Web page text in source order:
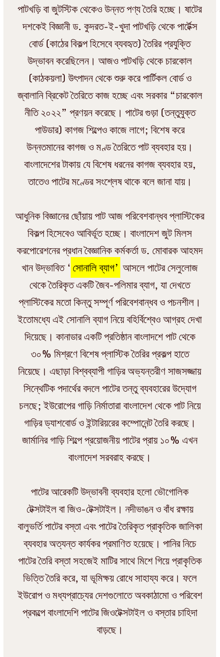
পাটখড়ি বা জুটস্টিক থেকেও উন্নত পণ্য তৈরি হচ্ছে। ষাটের
দশকেই বিজ্ঞানী ড. কুদরত-ই-খুদা পাটখড়ি থেকে পার্টেক্স
বোর্ড (কাঠের বিকল্প হিসেবে ব্যবহৃত) তৈরির প্রযুক্তি
উদ্ভাবন করেছিলেন। আজও পাটখড়ি থেকে চারকোল
(কাঠকয়লা) উৎপাদন থেকে শুরু করে পার্টিকল বোর্ড ও
জ্বালানি ব্রিকেট তৈরিতে কাজ হচ্ছে এবং সরকার “চারকোল
নীতি ২০২২” প্রণয়ন করেছে। পাটের গুড়া (তন্তুযুক্ত
পাউডার) কাগজ শিল্পেও কাজে লাগে; বিশেষ করে
উন্নতমানের কাগজ ও মণ্ড তৈরিতে পাট ব্যবহার হয়।
বাংলাদেশের টাকায় যে বিশেষ ধরনের কাগজ ব্যবহার হয়,
তাতেও পাটের মণ্ডের সংশ্লেষ থাকে বলে জানা যায়।
আধুনিক বিজ্ঞানের ছোঁয়ায় পাট আজ পরিবেশবান্ধব প্লাস্টিকের
বিকল্প হিসেবেও আবির্ভূত হচ্ছে। বাংলাদেশ জুট মিলস
করপোরেশনের প্রধান বৈজ্ঞানিক কর্মকর্তা ড. মোবারক আহমদ
খান উদ্ভাবিত ‘সোনালি ব্যাগ’ আসলে পাটের সেলুলোজ
থেকে তৈরিকৃত একটি জৈব-পলিমার ব্যাগ, যা দেখতে
প্লাস্টিকের মতো কিন্তু সম্পূর্ণ পরিবেশবান্ধব ও পচনশীল।
ইতোমধ্যে এই সোনালি ব্যাগ নিয়ে বহির্বিশ্বেও আগ্রহ দেখা
দিয়েছে। কানাডার একটি প্রতিষ্ঠান বাংলাদশে পাট থেকে
৩০% মিশ্রণে বিশেষ প্লাস্টিক তৈরির প্রকল্প হাতে
নিয়েছে। এছাড়া বিশ্বব্যাপী গাড়ির অভ্যন্তরীণ সাজসজ্জায়
সিন্থেটিক পদার্থের বদলে পাটের তন্তু ব্যবহারের উদ্যোগ
চলছে; ইউরোপের গাড়ি নির্মাতারা বাংলাদেশ থেকে পাট নিয়ে
গাড়ির ড্যাশবোর্ড ও ইন্টারিয়রের কম্পোনেন্ট তৈরি করছে।
জার্মানির গাড়ি শিল্পে প্রয়োজনীয় পাটের প্রায় ১০% এখন
বাংলাদেশ সরবরাহ করছে।
পাটের আরেকটি উদ্ভাবনী ব্যবহার হলো ভৌগোলিক
টেক্সটাইল বা জিও-টেক্সটাইল। নদীভাঙন ও বাঁধ রক্ষায়
বালুভর্তি পাটের বস্তা এবং পাটের তৈরিকৃত প্রাকৃতিক জালিকা
ব্যবহার অত্যন্ত কার্যকর প্রমাণিত হয়েছে। পানির নিচে
পাটের তৈরি বস্তা সহজেই মাটির সাথে মিশে গিয়ে প্রাকৃতিক
ভিত্তি তৈরি করে, যা ভূমিক্ষয় রোধে সাহায্য করে। ফলে
ইউরোপ ও মধ্যপ্রাচ্যের দেশগুলোতে অবকাঠামো ও পরিবেশ
প্রকল্পে বাংলাদেশি পাটের জিওটেক্সটাইল ও বস্তার চাহিদা
বাড়ছে।